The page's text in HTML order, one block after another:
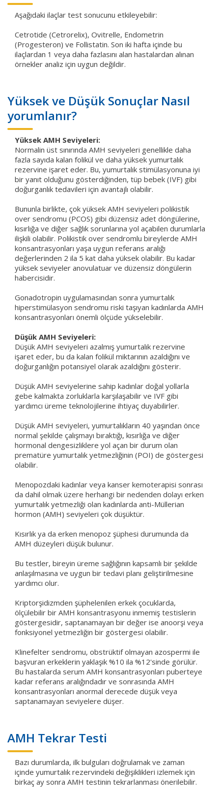
Aşağıdaki ilaçlar test sonucunu etkileyebilir:
Cetrotide (Cetrorelix), Ovitrelle, Endometrin
(Progesteron) ve Follistatin. Son iki hafta içinde bu
ilaçlardan 1 veya daha fazlasını alan hastalardan alınan
örnekler analiz için uygun değildir.
Yüksek ve Düşük Sonuçlar Nasıl
yorumlanır?
Yüksek AMH Seviyeleri:
Normalin üst sınırında AMH seviyeleri genellikle daha
fazla sayıda kalan folikül ve daha yüksek yumurtalık
rezervine işaret eder. Bu, yumurtalık stimülasyonuna iyi
bir yanıt olduğunu gösterdiğinden, tüp bebek (IVF) gibi
doğurganlık tedavileri için avantajlı olabilir.
Bununla birlikte, çok yüksek AMH seviyeleri polikistik
over sendromu (PCOS) gibi düzensiz adet döngülerine,
kısırlığa ve diğer sağlık sorunlarına yol açabilen durumlarla
ilişkili olabilir. Polikistik over sendromlu bireylerde AMH
konsantrasyonları yaşa uygun referans aralığı
değerlerinden 2 ila 5 kat daha yüksek olabilir. Bu kadar
yüksek seviyeler anovulatuar ve düzensiz döngülerin
habercisidir.
Gonadotropin uygulamasından sonra yumurtalık
hiperstimülasyon sendromu riski taşıyan kadınlarda AMH
konsantrasyonları önemli ölçüde yükselebilir.
Düşük AMH Seviyeleri:
Düşük AMH seviyeleri azalmış yumurtalık rezervine
işaret eder, bu da kalan folikül miktarının azaldığını ve
doğurganlığın potansiyel olarak azaldığını gösterir.
Düşük AMH seviyelerine sahip kadınlar doğal yollarla
gebe kalmakta zorluklarla karşılaşabilir ve IVF gibi
yardımcı üreme teknolojilerine ihtiyaç duyabilirler.
Düşük AMH seviyeleri, yumurtalıkların 40 yaşından önce
normal şekilde çalışmayı bıraktığı, kısırlığa ve diğer
hormonal dengesizliklere yol açan bir durum olan
prematüre yumurtalık yetmezliğinin (POI) de göstergesi
olabilir.
Menopozdaki kadınlar veya kanser kemoterapisi sonrası
da dahil olmak üzere herhangi bir nedenden dolayı erken
yumurtalık yetmezliği olan kadınlarda anti-Müllerian
hormon (AMH) seviyeleri çok düşüktür.
Kısırlık ya da erken menopoz şüphesi durumunda da
AMH düzeyleri düşük bulunur.
Bu testler, bireyin üreme sağlığının kapsamlı bir şekilde
anlaşılmasına ve uygun bir tedavi planı geliştirilmesine
yardımcı olur.
Kriptorşidizmden şüphelenilen erkek çocuklarda,
ölçülebilir bir AMH konsantrasyonu inmemiş testislerin
göstergesidir, saptanamayan bir değer ise anoorşi veya
fonksiyonel yetmezliğin bir göstergesi olabilir.
Klinefelter sendromu, obstrüktif olmayan azospermi ile
başvuran erkeklerin yaklaşık %10 ila %12'sinde görülür.
Bu hastalarda serum AMH konsantrasyonları puberteye
kadar referans aralığındadır ve sonrasında AMH
konsantrasyonları anormal derecede düşük veya
saptanamayan seviyelere düşer.
AMH Tekrar Testi
Bazı durumlarda, ilk bulguları doğrulamak ve zaman
içinde yumurtalık rezervindeki değişiklikleri izlemek için
birkaç ay sonra AMH testinin tekrarlanması önerilebilir.